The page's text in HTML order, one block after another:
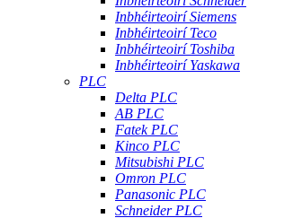
Inbhéirteoirí Siemens
Inbhéirteoirí Teco
Inbhéirteoirí Toshiba
Inbhéirteoirí Yaskawa
PLC
Delta PLC
AB PLC
Fatek PLC
Kinco PLC
Mitsubishi PLC
Omron PLC
Panasonic PLC
Schneider PLC